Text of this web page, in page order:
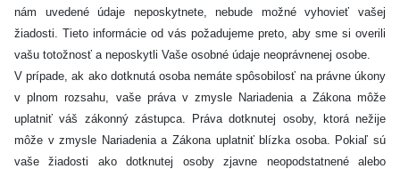
nám uvedené údaje neposkytnete, nebude možné vyhovieť vašej
žiadosti. Tieto informácie od vás požadujeme preto, aby sme si overili
vašu totožnosť a neposkytli Vaše osobné údaje neoprávnenej osobe.
V prípade, ak ako dotknutá osoba nemáte spôsobilosť na právne úkony
v plnom rozsahu, vaše práva v zmysle Nariadenia a Zákona môže
uplatniť váš zákonný zástupca. Práva dotknutej osoby, ktorá nežije
môže v zmysle Nariadenia a Zákona uplatniť blízka osoba. Pokiaľ sú
vaše žiadosti ako dotknutej osoby zjavne neopodstatnené alebo